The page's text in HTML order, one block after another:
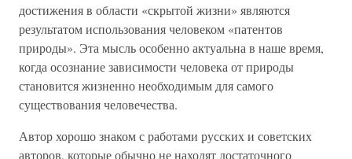
достижения в области «скрытой жизни» являются
результатом использования человеком «патентов
природы». Эта мысль особенно актуальна в наше время,
когда осознание зависимости человека от природы
становится жизненно необходимым для самого
существования человечества.
Автор хорошо знаком с работами русских и советских
авторов, которые обычно не находят достаточного